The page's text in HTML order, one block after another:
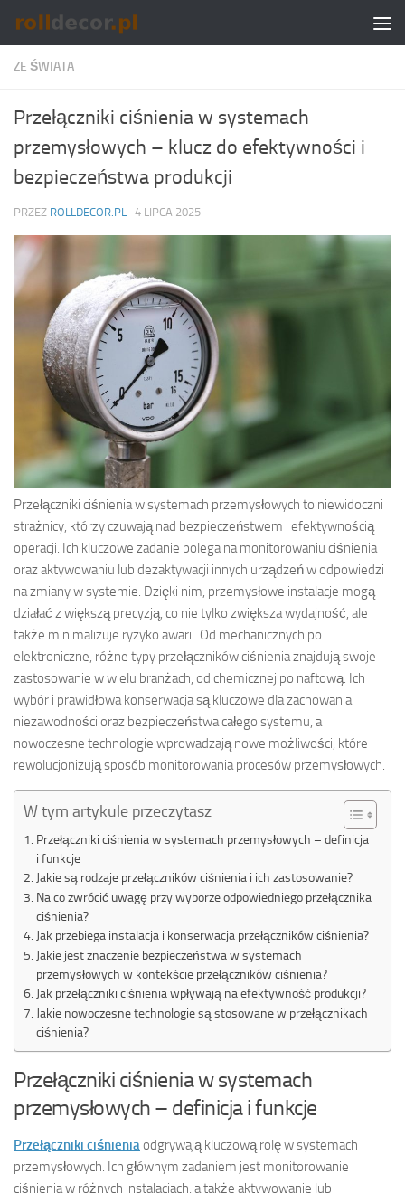
Skip to content
ZE ŚWIATA
Przełączniki ciśnienia w systemach
przemysłowych – klucz do efektywności i
bezpieczeństwa produkcji
PRZEZ ROLLDECOR.PL · 4 LIPCA 2025
Przełączniki ciśnienia w systemach przemysłowych to niewidoczni
strażnicy, którzy czuwają nad bezpieczeństwem i efektywnością
operacji. Ich kluczowe zadanie polega na monitorowaniu ciśnienia
oraz aktywowaniu lub dezaktywacji innych urządzeń w odpowiedzi
na zmiany w systemie. Dzięki nim, przemysłowe instalacje mogą
działać z większą precyzją, co nie tylko zwiększa wydajność, ale
także minimalizuje ryzyko awarii. Od mechanicznych po
elektroniczne, różne typy przełączników ciśnienia znajdują swoje
zastosowanie w wielu branżach, od chemicznej po naftową. Ich
wybór i prawidłowa konserwacja są kluczowe dla zachowania
niezawodności oraz bezpieczeństwa całego systemu, a
nowoczesne technologie wprowadzają nowe możliwości, które
rewolucjonizują sposób monitorowania procesów przemysłowych.
W tym artykule przeczytasz
Przełączniki ciśnienia w systemach przemysłowych – definicja
i funkcje
Jakie są rodzaje przełączników ciśnienia i ich zastosowanie?
Na co zwrócić uwagę przy wyborze odpowiedniego przełącznika
ciśnienia?
Jak przebiega instalacja i konserwacja przełączników ciśnienia?
Jakie jest znaczenie bezpieczeństwa w systemach
przemysłowych w kontekście przełączników ciśnienia?
Jak przełączniki ciśnienia wpływają na efektywność produkcji?
Jakie nowoczesne technologie są stosowane w przełącznikach
ciśnienia?
Przełączniki ciśnienia w systemach
przemysłowych – definicja i funkcje
Przełączniki ciśnieniaodgrywają kluczową rolę w systemach
przemysłowych. Ich głównym zadaniem jest monitorowanie
ciśnienia w różnych instalacjach, a także aktywowanie lub